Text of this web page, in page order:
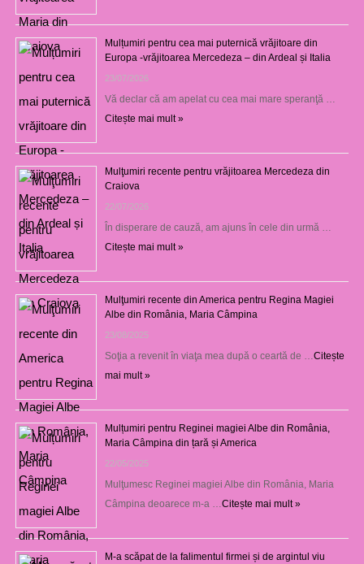
Mulțumiri pentru cea mai puternică vrăjitoare din
Europa -vrăjitoarea Mercedeza – din Ardeal și Italia
23/07/2026
Vă declar că am apelat cu cea mai mare speranţă …
Citește mai mult »
Mulţumiri recente pentru vrăjitoarea Mercedeza din
Craiova
22/07/2026
În disperare de cauză, am ajuns în cele din urmă …
Citește mai mult »
Mulţumiri recente din America pentru Regina Magiei
Albe din România, Maria Câmpina
23/08/2025
Soţia a revenit în viaţa mea după o ceartă de … Citește
mai mult »
Mulțumiri pentru Reginei magiei Albe din România,
Maria Câmpina din țară și America
22/05/2025
Mulţumesc Reginei magiei Albe din România, Maria
Câmpina deoarece m-a … Citește mai mult »
M-a scăpat de la falimentul firmei și de argintul viu